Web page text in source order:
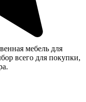
мебель для
всего для покупки,